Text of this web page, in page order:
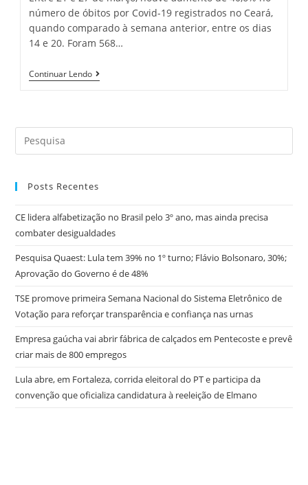
número de óbitos por Covid-19 registrados no Ceará,
quando comparado à semana anterior, entre os dias
14 e 20. Foram 568…
Continuar LendoCeará
Tem
Nos
E
Nos
Novos
Casos
Search
this
Posts Recentes
CE lidera alfabetização no Brasil pelo 3º ano, mas ainda precisa
combater desigualdades
Pesquisa Quaest: Lula tem 39% no 1º turno; Flávio Bolsonaro, 30%;
Aprovação do Governo é de 48%
TSE promove primeira Semana Nacional do Sistema Eletrônico de
Votação para reforçar transparência e confiança nas urnas
Empresa gaúcha vai abrir fábrica de calçados em Pentecoste e prevê
criar mais de 800 empregos
Lula abre, em Fortaleza, corrida eleitoral do PT e participa da
convenção que oficializa candidatura à reeleição de Elmano